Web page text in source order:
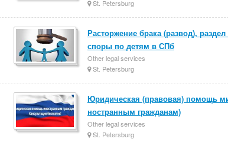
St. Petersburg
Расторжение брака (развод),
споры по детям в СПб
Other legal services
St. Petersburg
Юридическая (правовая) помощь
ностранным гражданам)
Other legal services
St. Petersburg